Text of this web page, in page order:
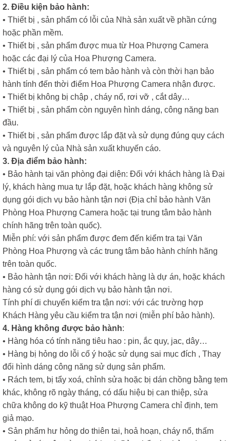
2. Điều kiện bảo hành:
• Thiết bị , sản phẩm có lỗi của Nhà sản xuất về phần cứng
hoặc phần mềm.
• Thiết bị , sản phẩm được mua từ Hoa Phượng Camera
hoặc các đại lý của Hoa Phượng Camera.
• Thiết bị , sản phẩm có tem bảo hành và còn thời hạn bảo
hành tính đến thời điểm Hoa Phượng Camera nhận được.
• Thiết bị không bị chập , cháy nổ, rơi vỡ , cắt dây…
• Thiết bị , sản phẩm còn nguyên hình dáng, công năng ban
đầu.
• Thiết bị , sản phẩm được lắp đặt và sử dụng đúng quy cách
và nguyên lý của Nhà sản xuất khuyến cáo.
3. Địa điểm bảo hành:
• Bảo hành tại văn phòng đại diện: Đối với khách hàng là Đại
lý, khách hàng mua tự lắp đặt, hoặc khách hàng không sử
dụng gói dịch vụ bảo hành tận nơi (Địa chỉ bảo hành Văn
Phòng Hoa Phượng Camera hoặc tại trung tâm bảo hành
chính hãng trên toàn quốc).
Miễn phí: với sản phẩm được đem đến kiểm tra tại Văn
Phòng Hoa Phượng và các trung tâm bảo hành chính hãng
trên toàn quốc.
• Bảo hành tận nơi: Đối với khách hàng là dự án, hoặc khách
hàng có sử dụng gói dịch vụ bảo hành tận nơi.
Tính phí di chuyển kiểm tra tận nơi: với các trường hợp
Khách Hàng yêu cầu kiểm tra tận nơi (miễn phí bảo hành).
4. Hàng không được bảo hành:
• Hàng hóa có tính năng tiêu hao : pin, ắc quy, jac, dây…
• Hàng bị hỏng do lỗi cố ý hoặc sử dụng sai mục đích , Thay
đổi hình dáng công năng sử dụng sản phẩm.
• Rách tem, bị tẩy xoá, chỉnh sửa hoặc bị dán chồng bằng tem
khác, không rõ ngày tháng, có dấu hiệu bị can thiệp, sửa
chữa không do kỹ thuật Hoa Phượng Camera chỉ định, tem
giả mạo.
• Sản phẩm hư hỏng do thiên tai, hoả hoạn, cháy nổ, thấm